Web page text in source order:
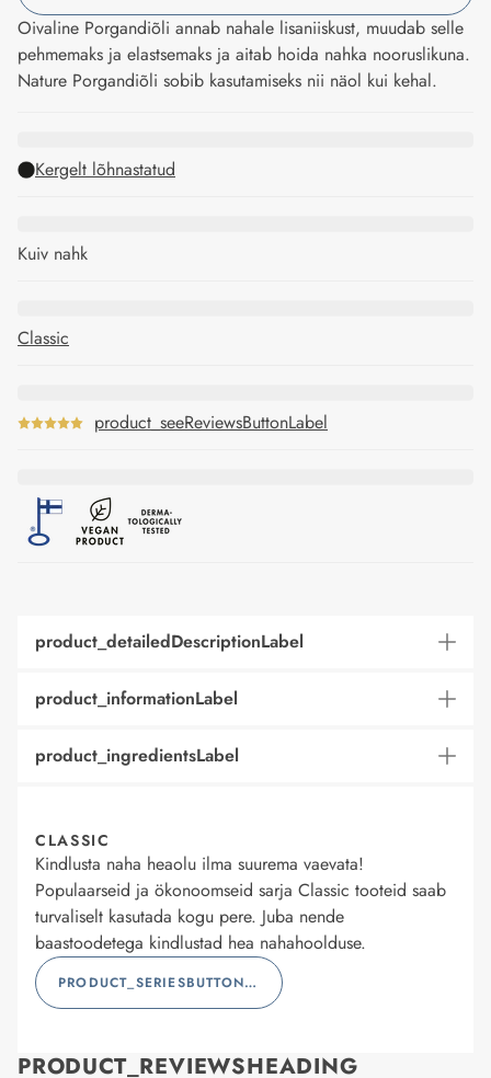
Oivaline Porgandiõli annab nahale lisaniiskust, muudab selle
pehmemaks ja elastsemaks ja aitab hoida nahka nooruslikuna.
Nature Porgandiõli sobib kasutamiseks nii näol kui kehal.
Kergelt lõhnastatud
Kuiv nahk
Classic
product_seeReviewsButtonLabel
product_detailedDescriptionLabel
product_informationLabel
product_ingredientsLabel
CLASSIC
Kindlusta naha heaolu ilma suurema vaevata!
Populaarseid ja ökonoomseid sarja Classic tooteid saab
turvaliselt kasutada kogu pere. Juba nende
baastoodetega kindlustad hea nahahoolduse.
PRODUCT_SERIESBUTTONLABEL
PRODUCT_REVIEWSHEADING